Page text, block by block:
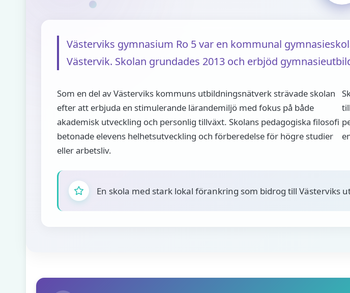
Västerviks gymnasium Ro 5 var en kommunal
Västervik. Skolan grundades 2013 och erbjöd
Som en del av Västerviks kommuns utbildningsnätverk strävade skolan
efter att erbjuda en stimulerande lärandemiljö med fokus på både
akademisk utveckling och personlig tillväxt. Skolans pedagogiska filosofi
betonade elevens helhetsutveckling och förberedelse för högre studier
eller arbetsliv.
En skola med stark lokal förankring som bidrog till Västerviks